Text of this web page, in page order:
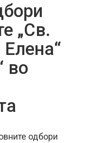
„Св.
во
одбори